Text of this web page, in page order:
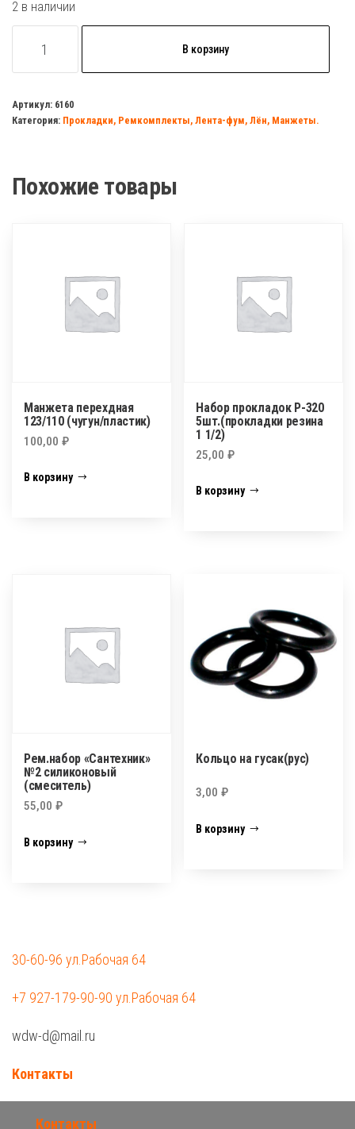
2 в наличии
товара
универсальная
смазка
WD40)
В корзину
Артикул: 6160
Категория: Прокладки, Ремкомплекты, Лента-фум, Лён, Манжеты.
Похожие товары
Манжета перехдная
123/110 (чугун/пластик)
100,00 ₽
В корзину
Набор прокладок Р-320
5шт.(прокладки резина
1 1/2)
25,00₽
В корзину
Рем.набор «Сантехник»
№2 силиконовый
(смеситель)
55,00 ₽
В корзину
Кольцо на гусак(рус)
3,00₽
В корзину
30-60-96 ул.Рабочая 64
+7 927-179-90-90 ул.Рабочая 64
wdw-d@mail.ru
Контакты
Контакты